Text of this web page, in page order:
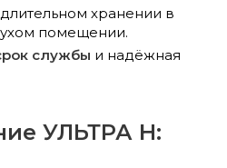
хранении в
помещении.
службы и надёжная
УЛЬТРА Н: